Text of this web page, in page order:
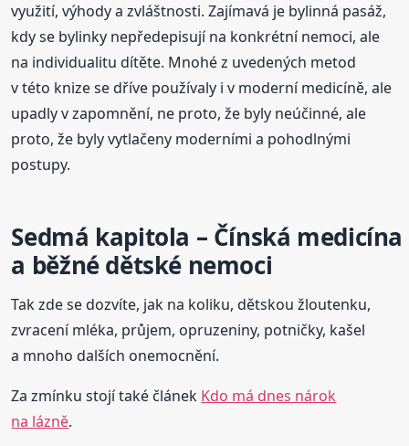
využití, výhody a zvláštnosti. Zajímavá je bylinná pasáž,
kdy se bylinky nepředepisují na konkrétní nemoci, ale
na individualitu dítěte. Mnohé z uvedených metod
v této knize se dříve používaly i v moderní medicíně, ale
upadly v zapomnění, ne proto, že byly neúčinné, ale
proto, že byly vytlačeny moderními a pohodlnými
postupy.
Sedmá kapitola – Čínská medicína
a běžné dětské nemoci
Tak zde se dozvíte, jak na koliku, dětskou žloutenku,
zvracení mléka, průjem, opruzeniny, potničky, kašel
a mnoho dalších onemocnění.
Za zmínku stojí také článek Kdo má dnes nárok
na lázně.